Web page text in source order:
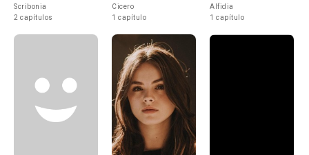
Scribonia
2 capítulos
Cicero
1 capítulo
Alfidia
1 capítulo